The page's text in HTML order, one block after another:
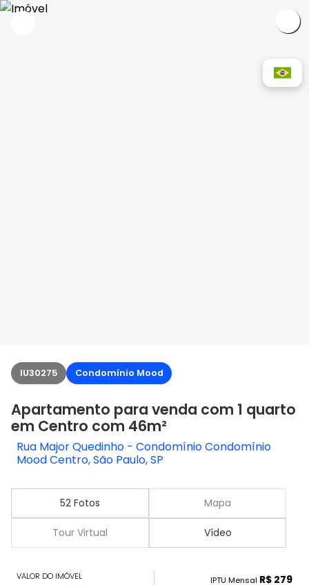
IU30275 Condomínio Mood
Apartamento para venda com 1 quarto
em Centro com 46m²
Rua Major Quedinho - Condomínio Condomínio
Mood Centro, São Paulo, SP
52 Fotos Mapa
Tour Virtual Vídeo
VALOR DO IMÓVEL IPTU Mensal R$ 279